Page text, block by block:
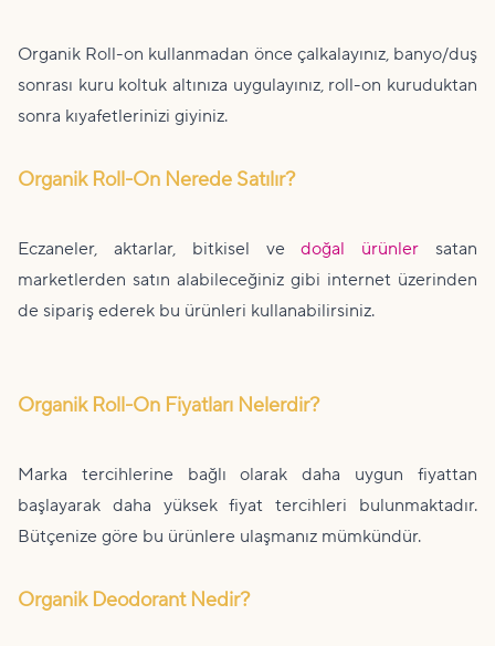
Organik Roll-on kullanmadan önce çalkalayınız, banyo/duş
sonrası kuru koltuk altınıza uygulayınız, roll-on kuruduktan
sonra kıyafetlerinizi giyiniz.
Organik Roll-On Nerede Satılır?
Eczaneler, aktarlar, bitkisel vedoğal ürünler satan
marketlerden satın alabileceğiniz gibi internet üzerinden
de sipariş ederek bu ürünleri kullanabilirsiniz.
Organik Roll-On Fiyatları Nelerdir?
Marka tercihlerine bağlı olarak daha uygun fiyattan
başlayarak daha yüksek fiyat tercihleri bulunmaktadır.
Bütçenize göre bu ürünlere ulaşmanız mümkündür.
Organik Deodorant Nedir?